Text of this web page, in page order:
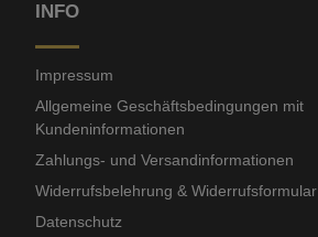
INFO
Impressum
Allgemeine Geschäftsbedingungen mit
Kundeninformationen
Zahlungs- und Versandinformationen
Widerrufsbelehrung & Widerrufsformular
Datenschutz